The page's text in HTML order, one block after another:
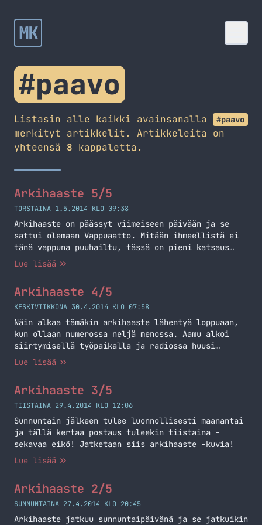
MK
#paavo
Listasin alle kaikki avainsanalla #paavo
merkityt artikkelit. Artikkeleita on
yhteensä 8 kappaletta.
Arkihaaste 5/5
TORSTAINA 1.5.2014 KLO 09:38
Arkihaaste on päässyt viimeiseen päivään ja se
sattui olemaan Vappuaatto. Mitään ihmeellistä ei
tänä vappuna puuhailtu, tässä on pieni katsaus
viimeiseen arkihaastepäivään. Töitähän sitä piti
aamupalaa tekemässä. Töiden jälkeen piti lähteä
kauppahelvettiin. Mukavana yllätyksenä yksi
synttärilahja oli postissa eksynyt… Jatka
lukemista Arkihaaste 5/5
Lue lisää
Arkihaaste 4/5
KESKIVIIKKONA 30.4.2014 KLO 07:58
Näin alkaa tämäkin arkihaaste lähentyä loppuaan,
kun ollaan numerossa neljä menossa. Aamu alkoi
siirtymisellä työpaikalla ja radiossa huusi
tuttuun tapaan Radio Suomipop ja Aamulypsy.
valoisaa kun on vielä. Kotimatkalla törmäsin
sitten korkeaan kuljetukseen, kun siellä hilattiin
jotain taloa eteenpäin. Sitten voikin… Jatka
lukemista Arkihaaste 4/5
Lue lisää
Arkihaaste 3/5
TIISTAINA 29.4.2014 KLO 12:06
Sunnuntain jälkeen tulee luonnollisesti maanantai
ja tällä kertaa postaus tuleekin tiistaina -
sekavaa eikö! Jatketaan siis arkihaaste -kuvia!
Lue lisää
Arkihaaste 2/5
SUNNUNTAINA 27.4.2014 KLO 20:45
Arkihaaste jatkuu sunnuntaipäivänä ja se jatkuikin